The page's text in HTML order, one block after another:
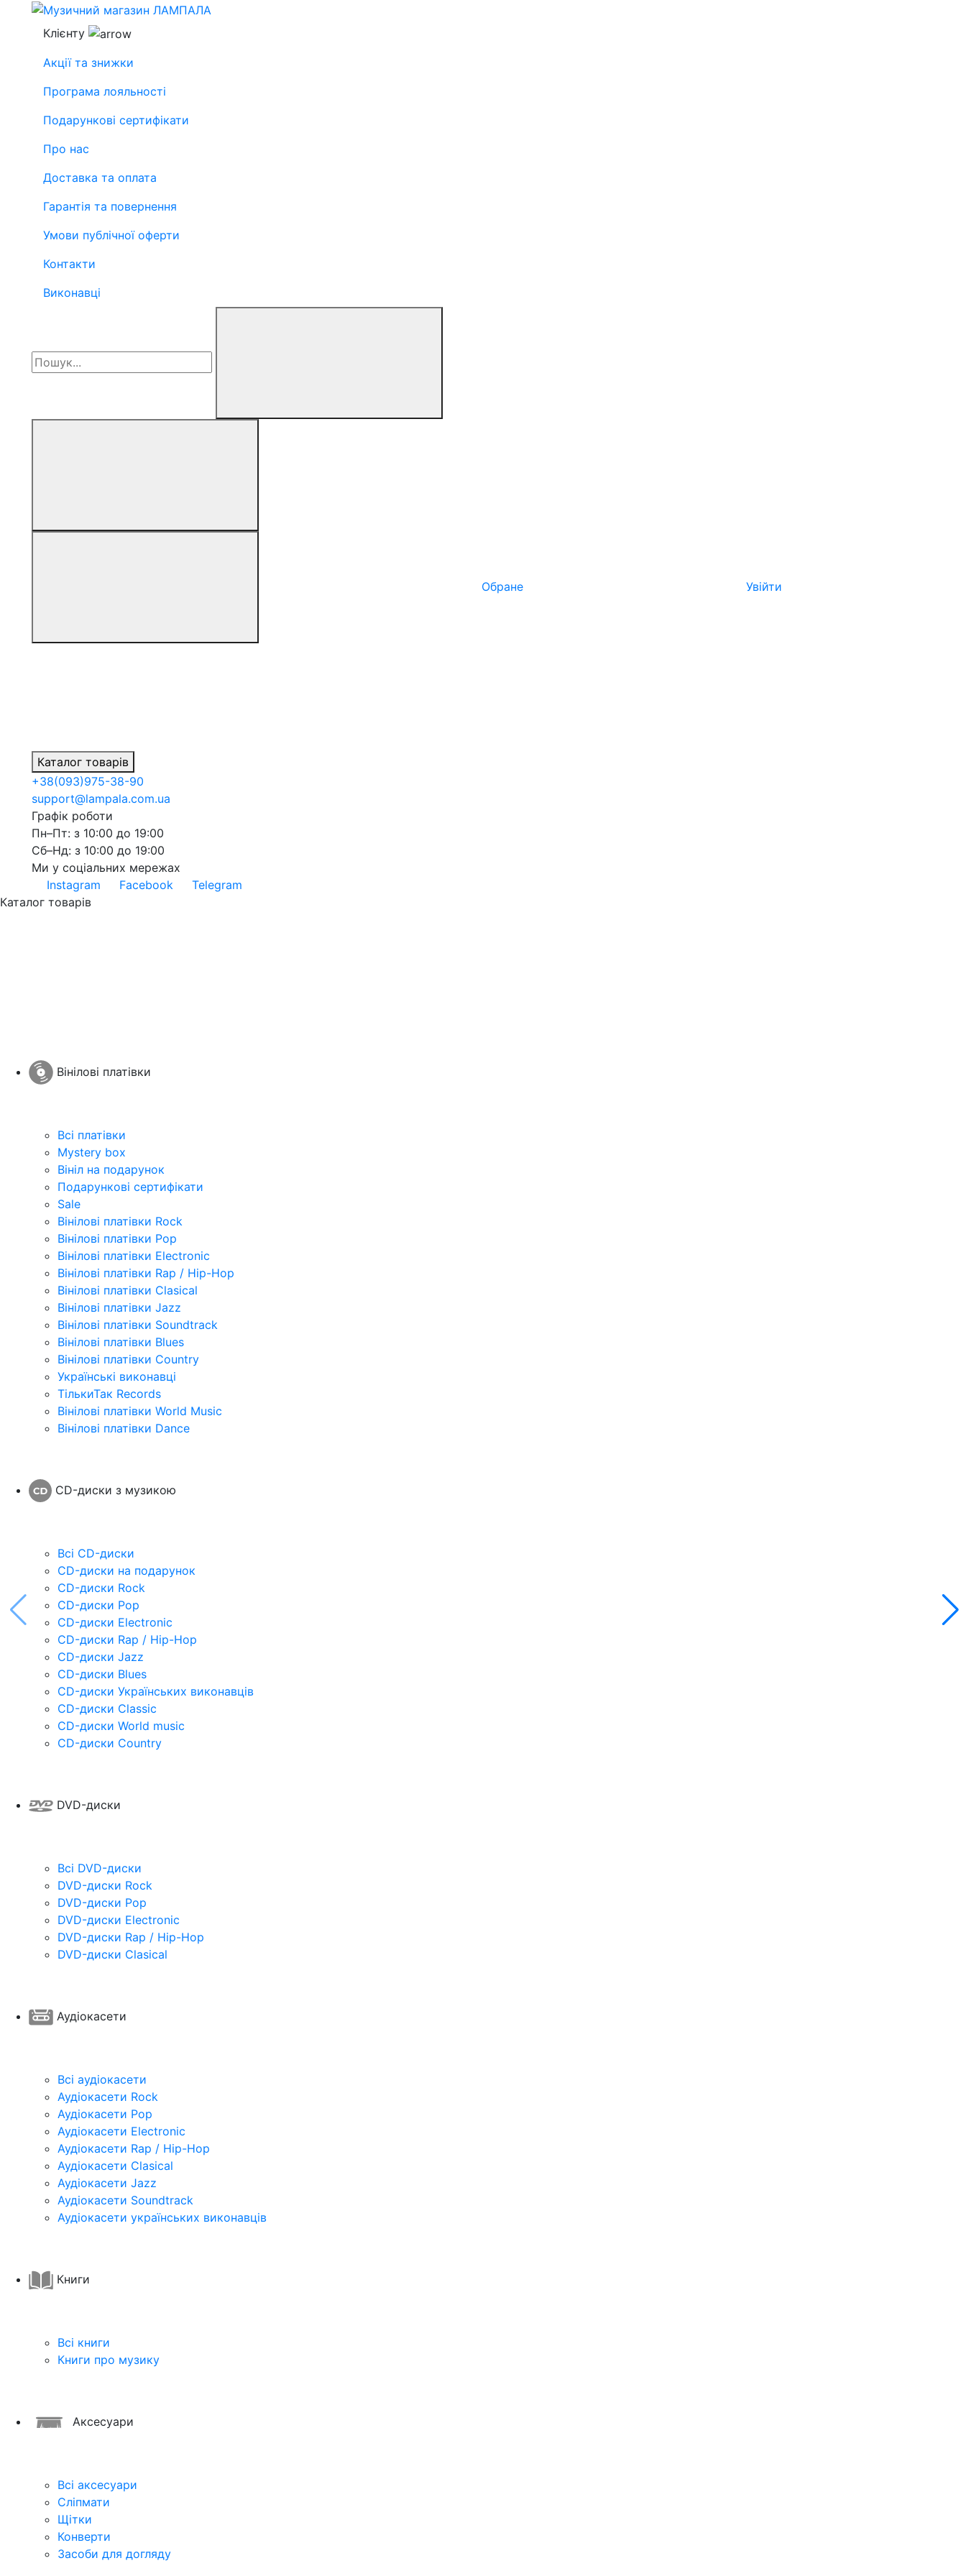
Клієнту
Акції та знижки
Програма лояльності
Подарункові сертифікати
Про нас
Доставка та оплата
Гарантія та повернення
Умови публічної оферти
Контакти
Виконавці
Обране Увійти
Каталог товарів
+38(093)975-38-90
support@lampala.com.ua
Графік роботи
Пн–Пт: з 10:00 до 19:00
Сб–Нд: з 10:00 до 19:00
Ми у соціальних мережах
Instagram
Facebook
Telegram
Каталог товарів
Вінілові платівки
Всі платівки
Mystery box
Вініл на подарунок
Подарункові сертифікати
Sale
Вінілові платівки Rock
Вінілові платівки Pop
Вінілові платівки Electronic
Вінілові платівки Rap / Hip-Hop
Вінілові платівки Clasical
Вінілові платівки Jazz
Вінілові платівки Soundtrack
Вінілові платівки Blues
Вінілові платівки Country
Українські виконавці
ТількиТак Records
Вінілові платівки World Music
Вінілові платівки Dance
CD-диски з музикою
Всі CD-диски
CD-диски на подарунок
CD-диски Rock
CD-диски Pop
CD-диски Electronic
CD-диски Rap / Hip-Hop
CD-диски Jazz
CD-диски Blues
CD-диски Українських виконавців
CD-диски Classic
CD-диски World music
CD-диски Country
DVD-диски
Всі DVD-диски
DVD-диски Rock
DVD-диски Pop
DVD-диски Electronic
DVD-диски Rap / Hip-Hop
DVD-диски Clasical
Аудіокасети
Всі аудіокасети
Аудіокасети Rock
Аудіокасети Pop
Аудіокасети Electronic
Аудіокасети Rap / Hip-Hop
Аудіокасети Clasical
Аудіокасети Jazz
Аудіокасети Soundtrack
Аудіокасети українських виконавців
Книги
Всі книги
Книги про музику
Аксесуари
Всі аксесуари
Сліпмати
Щітки
Конверти
Засоби для догляду